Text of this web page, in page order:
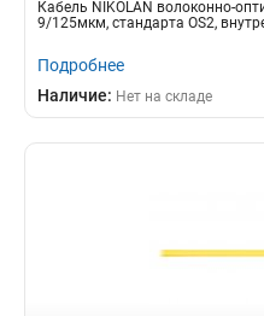
Кабель NIKOLAN волоконно-
9/125мкм, стандарта OS2,
Подробнее
Наличие: Нет на складе